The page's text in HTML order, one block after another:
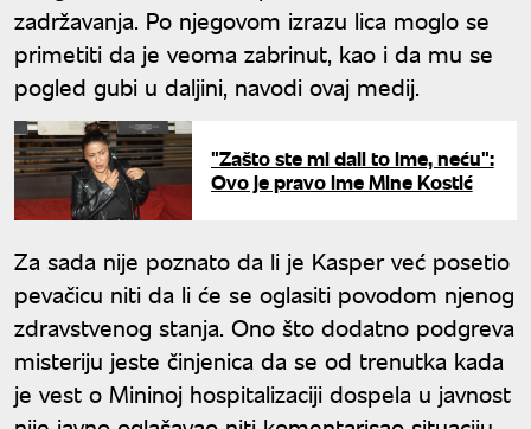
zadržavanja. Po njegovom izrazu lica moglo se
primetiti da je veoma zabrinut, kao i da mu se
pogled gubi u daljini, navodi ovaj medij.
"Zašto ste mi dali to ime, neću":
Ovo je pravo ime Mine Kostić
Za sada nije poznato da li je Kasper već posetio
pevačicu niti da li će se oglasiti povodom njenog
zdravstvenog stanja. Ono što dodatno podgreva
misteriju jeste činjenica da se od trenutka kada
je vest o Mininoj hospitalizaciji dospela u javnost